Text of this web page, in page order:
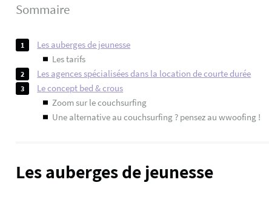
Sommaire
les auberges de jeunesse
les tarifs
les agences spécialisées dans la location de courte durée
le concept bed & crous
zoom sur le couchsurfing
une alternative au couchsurfing ? pensez au wwoofing !
Les auberges de jeunesse